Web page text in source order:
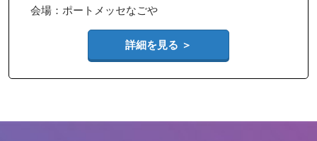
会場：ポートメッセなごや
詳細を見る ＞